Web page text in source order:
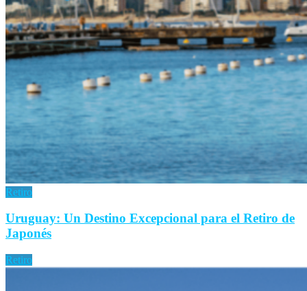
Retiro
Uruguay: Un Destino Excepcional para el Retiro de
Japonés
Retiro